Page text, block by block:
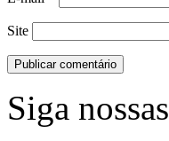
Site
Siga